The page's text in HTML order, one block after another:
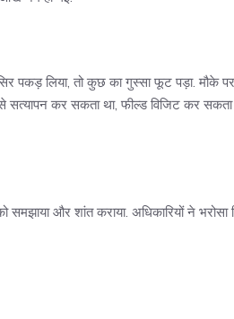
पकड़ लिया, तो कुछ का गुस्सा फूट पड़ा. मौके
कर सकता था, फील्ड विजिट कर सकता
और शांत कराया. अधिकारियों ने भरोसा